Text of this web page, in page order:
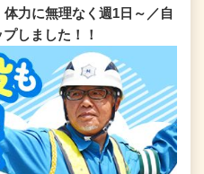
体力に無理なく週1日～／自
しました！！